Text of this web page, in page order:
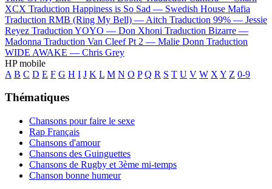
XCX Traduction Happiness is So Sad — Swedish House Mafia
Traduction RMB (Ring My Bell) — Aitch Traduction 99% — Jessie
Reyez Traduction YOYO — Don Xhoni Traduction Bizarre —
Madonna Traduction Van Cleef Pt 2 — Malie Donn Traduction
WIDE AWAKE — Chris Grey
HP mobile
A B C D E F G H I J K L M N O P Q R S T U V W X Y Z 0-9
Thématiques
Chansons pour faire le sexe
Rap Français
Chansons d'amour
Chansons des Guinguettes
Chansons de Rugby et 3ème mi-temps
Chanson bonne humeur